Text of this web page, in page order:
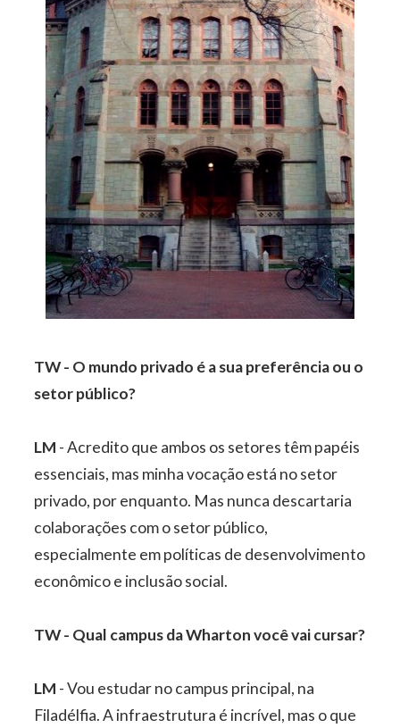
TW - O mundo privado é a sua preferência ou o
setor público?
LM - Acredito que ambos os setores têm papéis
essenciais, mas minha vocação está no setor
privado, por enquanto. Mas nunca descartaria
colaborações com o setor público,
especialmente em políticas de desenvolvimento
econômico e inclusão social.
TW - Qual campus da Wharton você vai cursar?
LM - Vou estudar no campus principal, na
Filadélfia. A infraestrutura é incrível, mas o que